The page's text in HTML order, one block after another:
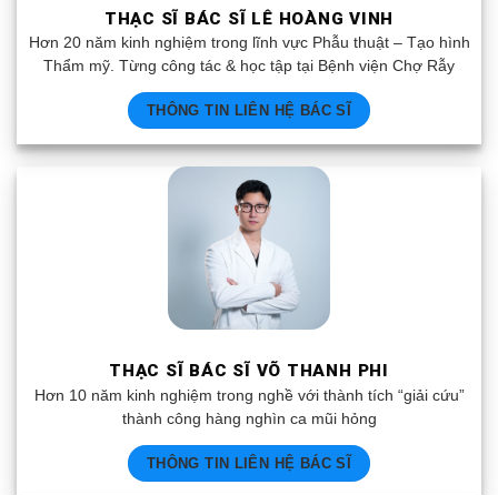
THẠC SĨ BÁC SĨ LÊ HOÀNG VINH
Hơn 20 năm kinh nghiệm trong lĩnh vực Phẫu thuật – Tạo hình
Thẩm mỹ. Từng công tác & học tập tại Bệnh viện Chợ Rẫy
THÔNG TIN LIÊN HỆ BÁC SĨ
THẠC SĨ BÁC SĨ VÕ THANH PHI
Hơn 10 năm kinh nghiệm trong nghề với thành tích “giải cứu”
thành công hàng nghìn ca mũi hỏng
THÔNG TIN LIÊN HỆ BÁC SĨ